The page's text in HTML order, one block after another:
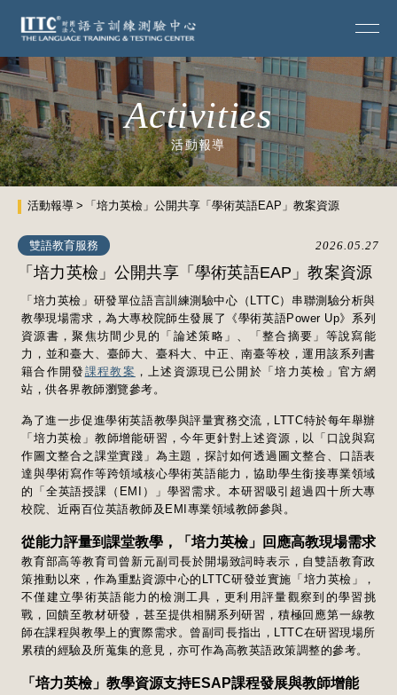
Activities
活動報導
活動報導 「培力英檢」公開共享「學術英語EAP」教案資源
雙語教育服務 2026.05.27
「培力英檢」公開共享「學術英語EAP」教案資源
「培力英檢」研發單位語言訓練測驗中心（LTTC）串聯測驗分析與
教學現場需求，為大專校院師生發展了《學術英語Power Up》系列
資源書，聚焦坊間少見的「論述策略」、「整合摘要」等說寫能
力，並和臺大、臺師大、臺科大、中正、南臺等校，運用該系列書
籍合作開發 課程教案 ，上述資源現已公開於「培力英檢」官方網
站，供各界教師瀏覽參考。
為了進一步促進學術英語教學與評量實務交流，LTTC特於每年舉辦
「培力英檢」教師增能研習，今年更針對上述資源，以「口說與寫
作圖文整合之課堂實踐」為主題，探討如何透過圖文整合、口語表
達與學術寫作等跨領域核心學術英語能力，協助學生銜接專業領域
的「全英語授課（EMI）」學習需求。本研習吸引超過四十所大專
校院、近兩百位英語教師及EMI專業領域教師參與。
從能力評量到課堂教學，「培力英檢」回應高教現場需求
教育部高等教育司曾新元副司長於開場致詞時表示，自雙語教育政
策推動以來，作為重點資源中心的LTTC研發並實施「培力英檢」，
不僅建立學術英語能力的檢測工具，更利用評量觀察到的學習挑
戰，回饋至教材研發，甚至提供相關系列研習，積極回應第一線教
師在課程與教學上的實際需求。曾副司長指出，LTTC在研習現場所
累積的經驗及所蒐集的意見，亦可作為高教英語政策調整的參考。
「培力英檢」教學資源支持ESAP課程發展與教師增能